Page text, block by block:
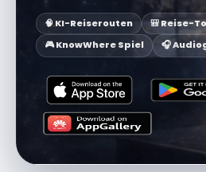
🧠 KI-Reiserouten
🎒 Reise-
🎮 KnowWhere Spiel
🎧